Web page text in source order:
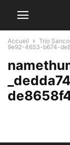
Accueil Trio
9e92-4653-b674-